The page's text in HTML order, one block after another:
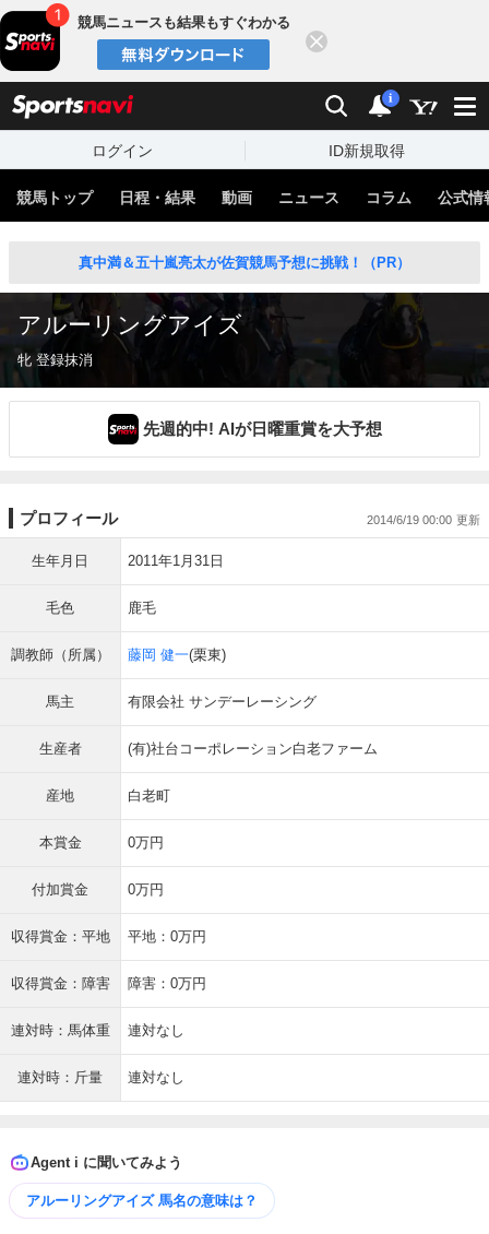
競馬ニュースも結果もすぐわかる
検索 通知
i
ログイン ID新規取得
競馬トップ 日程・結果 動画 ニュース コラム 公式情
真中満＆五十嵐亮太が佐賀競馬予想に挑戦！（PR）
アルーリングアイズ
牝 登録抹消
先週的中! AIが日曜重賞を大予想
プロフィール 2014/6/19 00:00
生年月日 2011年1月31日
毛色 鹿毛
調教師（所属） 藤岡 健一(栗東)
馬主 有限会社 サンデーレーシング
生産者 (有)社台コーポレーション白老ファーム
産地 白老町
本賞金 0万円
付加賞金 0万円
収得賞金：平地 平地：0万円
収得賞金：障害 障害：0万円
連対時：馬体重 連対なし
連対時：斤量 連対なし
Agent i に聞いてみよう
アルーリングアイズ 馬名の意味は？